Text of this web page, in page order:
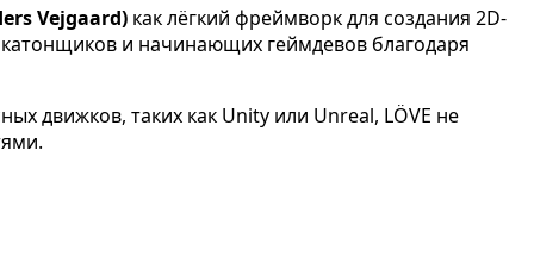
Vejgaard) как лёгкий фреймворк для создания 2D-
и начинающих геймдевов благодаря
движков, таких как Unity или Unreal, LÖVE не